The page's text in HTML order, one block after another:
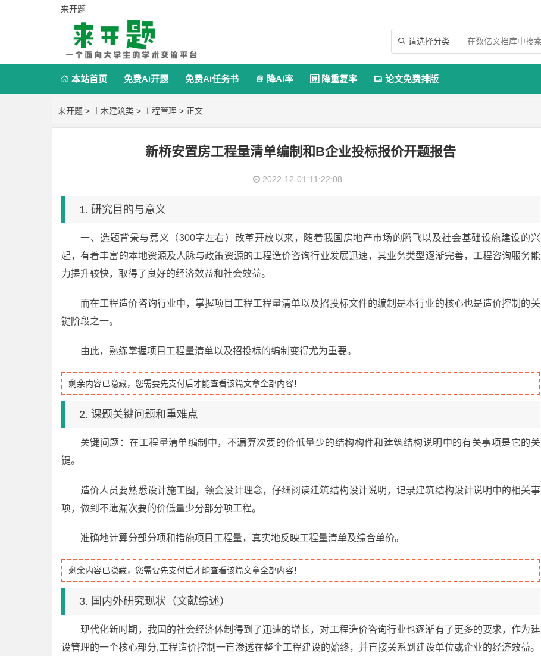
来开题
 请选择分类
 本站首页 免费Ai开题 免费Ai任务书  降AI率  降重复率  论文免费排版
来开题 > 土木建筑类 > 工程管理 > 正文
新桥安置房工程量清单编制和B企业投标报价开题报告
2022-12-01 11:22:08
1. 研究目的与意义
一、选题背景与意义（300字左右）改革开放以来，随着我国房地产市场的腾飞以及社会基础设施建设的兴
起，有着丰富的本地资源及人脉与政策资源的工程造价咨询行业发展迅速，其业务类型逐渐完善，工程咨询服务能
力提升较快，取得了良好的经济效益和社会效益。
而在工程造价咨询行业中，掌握项目工程工程量清单以及招投标文件的编制是本行业的核心也是造价控制的关
键阶段之一。
由此，熟练掌握项目工程量清单以及招投标的编制变得尤为重要。
剩余内容已隐藏，您需要先支付后才能查看该篇文章全部内容！
2. 课题关键问题和重难点
关键问题：在工程量清单编制中，不漏算次要的价低量少的结构构件和建筑结构说明中的有关事项是它的关
键。
造价人员要熟悉设计施工图，领会设计理念，仔细阅读建筑结构设计说明，记录建筑结构设计说明中的相关事
项，做到不遗漏次要的价低量少分部分项工程。
准确地计算分部分项和措施项目工程量，真实地反映工程量清单及综合单价。
剩余内容已隐藏，您需要先支付后才能查看该篇文章全部内容！
3. 国内外研究现状（文献综述）
现代化新时期，我国的社会经济体制得到了迅速的增长，对工程造价咨询行业也逐渐有了更多的要求，作为建
设管理的一个核心部分,工程造价控制一直渗透在整个工程建设的始终，并直接关系到建设单位或企业的经济效益。